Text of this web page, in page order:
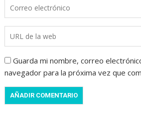
Guarda mi nombre, correo
navegador para la próxima vez que